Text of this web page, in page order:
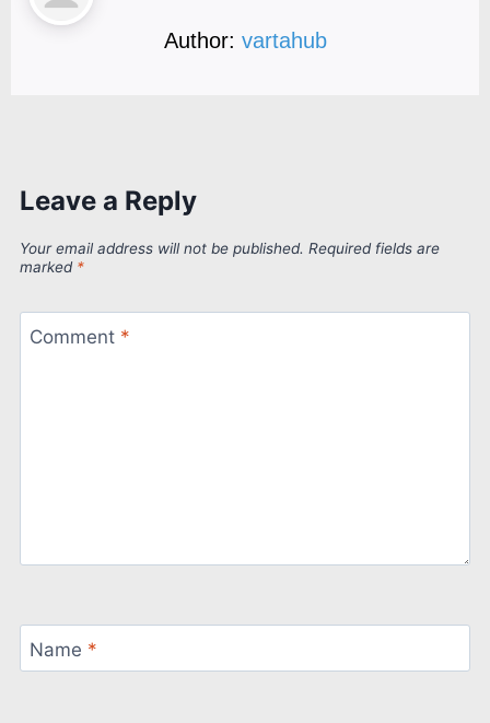
Author: vartahub
Leave a Reply
Your email address will not be published. Required fields are
marked *
Comment *
Name *